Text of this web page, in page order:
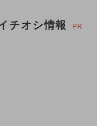
チオシ情報 PR